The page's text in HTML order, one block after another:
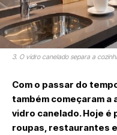
3. O vidro canelado separa a
Com o passar do
também começaram a
vidro canelado. Hoje
roupas, restaurantes e